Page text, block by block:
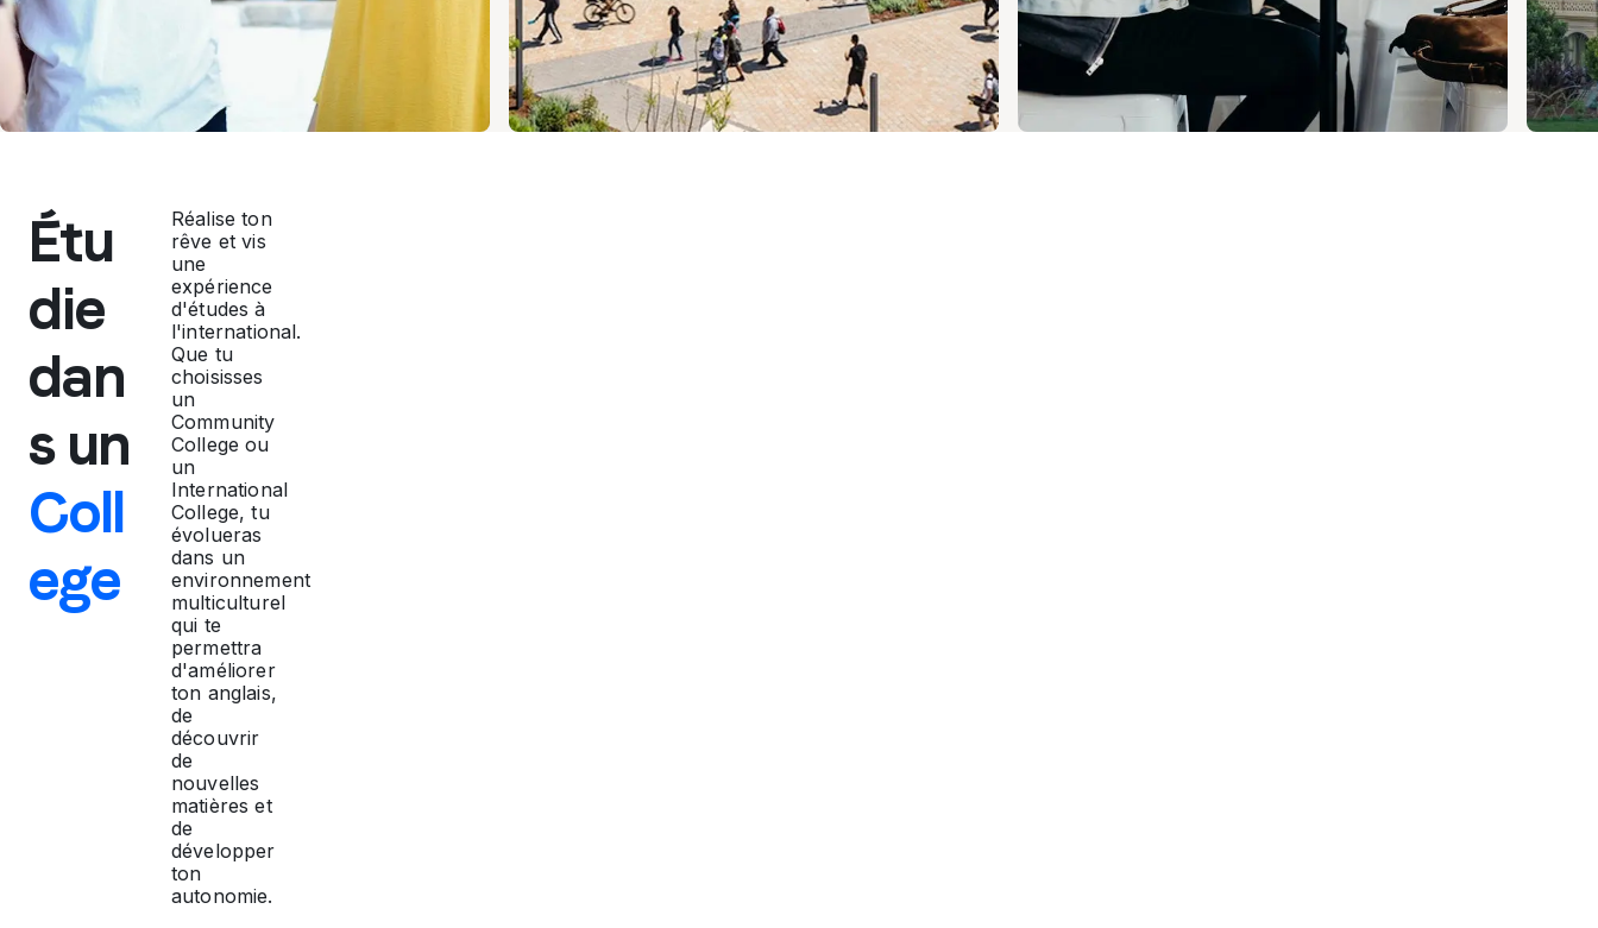
Étu
die
dan
s un
Coll
ege
Réalise ton
rêve et vis
une
expérience
d'études à
l'international.
Que tu
choisisses
un
Community
College ou
un
International
College, tu
évolueras
dans un
environnement
multiculturel
qui te
permettra
d'améliorer
ton anglais,
de
découvrir
de
nouvelles
matières et
de
développer
ton
autonomie.